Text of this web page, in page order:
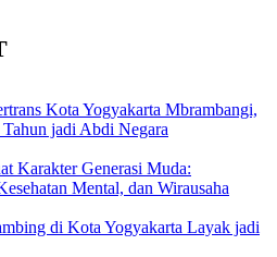
Kota Yogyakarta Mbrambangi,
jadi Abdi Negara
Karakter Generasi Muda:
Mental, dan Wirausaha
di Kota Yogyakarta Layak jadi